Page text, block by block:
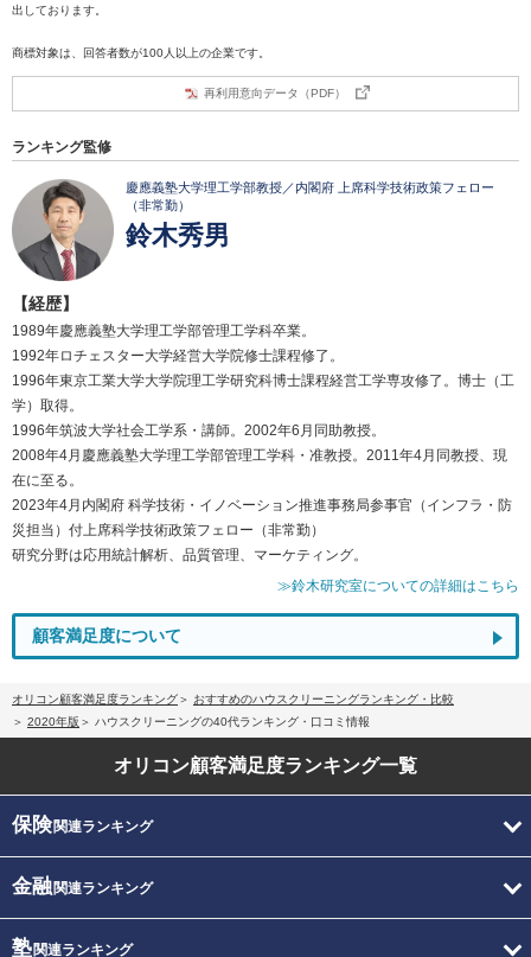
出しております。
商標対象は、回答者数が100人以上の企業です。
再利用意向データ（PDF）
ランキング監修
慶應義塾大学理工学部教授／内閣府 上席科学技術政策フェロー
（非常勤）
鈴木秀男
【経歴】
1989年慶應義塾大学理工学部管理工学科卒業。
1992年ロチェスター大学経営大学院修士課程修了。
1996年東京工業大学大学院理工学研究科博士課程経営工学専攻修了。博士（工
学）取得。
1996年筑波大学社会工学系・講師。2002年6月同助教授。
2008年4月慶應義塾大学理工学部管理工学科・准教授。2011年4月同教授、現
在に至る。
2023年4月内閣府 科学技術・イノベーション推進事務局参事官（インフラ・防
災担当）付上席科学技術政策フェロー（非常勤）
研究分野は応用統計解析、品質管理、マーケティング。
≫鈴木研究室についての詳細はこちら
顧客満足度について
オリコン顧客満足度ランキング
おすすめのハウスクリーニングランキング・比較
2020年版
ハウスクリーニングの40代ランキング・口コミ情報
オリコン顧客満足度ランキング一覧
保険関連ランキング
金融関連ランキング
塾関連ランキング